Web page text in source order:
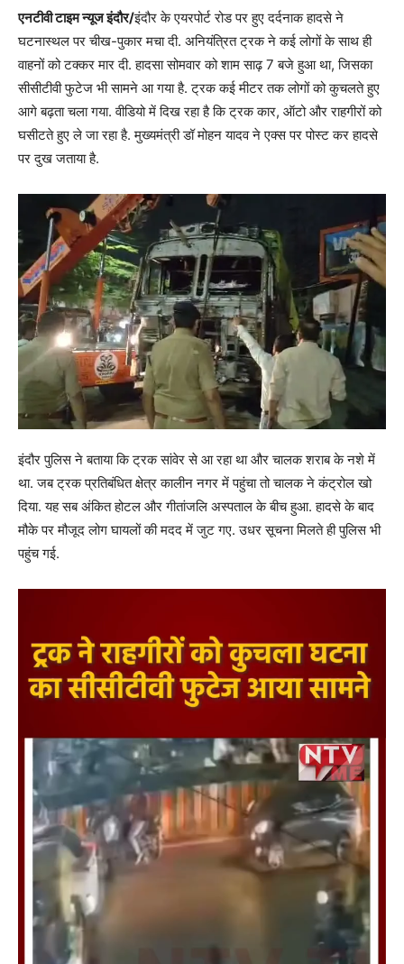
एनटीवी टाइम न्यूज इंदौर/इंदौर के एयरपोर्ट रोड पर हुए दर्दनाक हादसे ने
घटनास्थल पर चीख-पुकार मचा दी. अनियंत्रित ट्रक ने कई लोगों के साथ ही
वाहनों को टक्कर मार दी. हादसा सोमवार को शाम साढ़ 7 बजे हुआ था, जिसका
सीसीटीवी फुटेज भी सामने आ गया है. ट्रक कई मीटर तक लोगों को कुचलते हुए
आगे बढ़ता चला गया. वीडियो में दिख रहा है कि ट्रक कार, ऑटो और राहगीरों को
घसीटते हुए ले जा रहा है. मुख्यमंत्री डॉ मोहन यादव ने एक्स पर पोस्ट कर हादसे
पर दुख जताया है.
इंदौर पुलिस ने बताया कि ट्रक सांवेर से आ रहा था और चालक शराब के नशे में
था. जब ट्रक प्रतिबंधित क्षेत्र कालीन नगर में पहुंचा तो चालक ने कंट्रोल खो
दिया. यह सब अंकित होटल और गीतांजलि अस्पताल के बीच हुआ. हादसे के बाद
मौके पर मौजूद लोग घायलों की मदद में जुट गए. उधर सूचना मिलते ही पुलिस भी
पहुंच गई.